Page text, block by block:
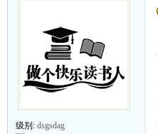
级别: dsgsdag